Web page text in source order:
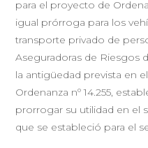
para el proyecto de
igual prórroga para los
transporte privado de
Aseguradoras de Riesgos
la antigüedad prevista en
Ordenanza nº 14.255,
prorrogar su utilidad en el
que se estableció para el